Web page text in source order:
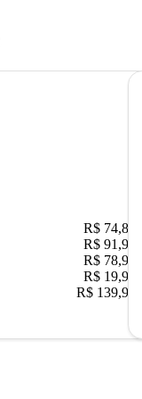
R$ 74,80
R$ 91,90
R$ 78,90
R$ 19,90
R$ 139,90